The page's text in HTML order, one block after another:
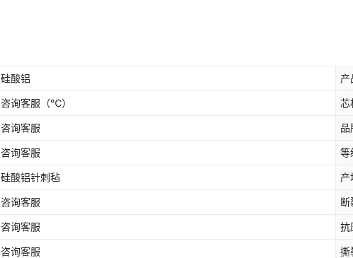
硅酸铝 产
咨询客服 （℃） 芯
咨询客服 品
咨询客服 等
硅酸铝针刺毡 产
咨询客服 断
咨询客服 抗
咨询客服 撕